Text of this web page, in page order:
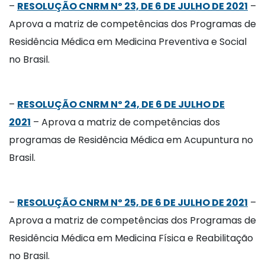
– RESOLUÇÃO CNRM Nº 23, DE 6 DE JULHO DE 2021 –
Aprova a matriz de competências dos Programas de
Residência Médica em Medicina Preventiva e Social
no Brasil.
– RESOLUÇÃO CNRM Nº 24, DE 6 DE JULHO DE
2021 – Aprova a matriz de competências dos
programas de Residência Médica em Acupuntura no
Brasil.
– RESOLUÇÃO CNRM Nº 25, DE 6 DE JULHO DE 2021 –
Aprova a matriz de competências dos Programas de
Residência Médica em Medicina Física e Reabilitação
no Brasil.